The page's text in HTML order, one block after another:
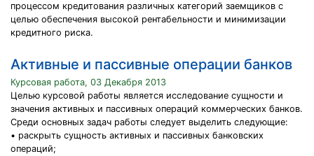
процессом кредитования различных категорий заемщиков с
целью обеспечения высокой рентабельности и минимизации
кредитного риска.
Активные и пассивные операции банков
Курсовая работа, 03 Декабря 2013
Целью курсовой работы является исследование сущности и
значения активных и пассивных операций коммерческих банков.
Среди основных задач работы следует выделить следующие:
• раскрыть сущность активных и пассивных банковских
операций;